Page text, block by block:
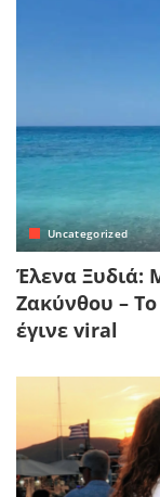
Uncategorized
Έλενα Ξυδιά:
Ζακύνθου –
έγινε viral